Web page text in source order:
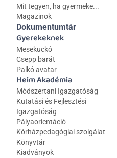
Mit tegyen, ha gyermeke...
Magazinok
Gyerekeknek
Mesekuckó
Csepp barát
Palkó avatar
Heim Akadémia
Módszertani Igazgatóság
Kutatási és Fejlesztési
Igazgatóság
Pályaorientáció
Kórházpedagógiai szolgálat
Könyvtár
Kiadványok
Dokumentumtár